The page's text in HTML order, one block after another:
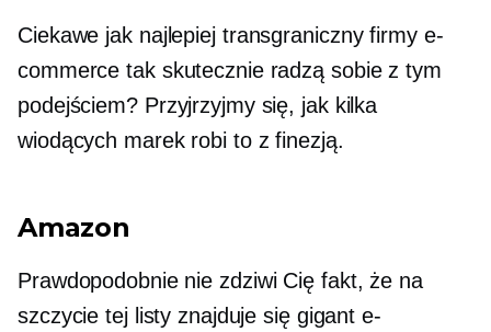
Ciekawe jak najlepiej transgranicznyfirmy e-
commerce tak skutecznie radzą sobie z tym
podejściem? Przyjrzyjmy się, jak kilka
wiodących marek robi to z finezją.
Amazon
Prawdopodobnie nie zdziwi Cię fakt, że na
szczycie tej listy znajduje się gigant e-